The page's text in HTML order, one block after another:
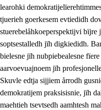
learohki
tjuerieh goerkesem evtiedidh
stuerebelåhkoeperspektijvi bïjre
soptsestalledh jïh digkiedidh.
bielesne jïh nubpiebealesne
aarvoevuajnoem jïh
Skuvle edtja sijjiem årrodh
demokratijem praksisisnie, jïh
maehtieh tsevtsedh aamhtesh